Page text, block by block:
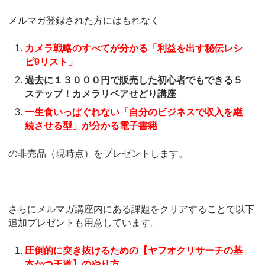
メルマガ登録された方にはもれなく
カメラ戦略のすべてが分かる「利益を出す秘伝レシ
ピ9リスト」
過去に１３０００円で販売した初心者でもできる５
ステップ！カメラリペアせどり講座
一生食いっぱぐれない「自分のビジネスで収入を継
続させる型」が分かる電子書籍
の非売品（現時点）をプレゼントします。
さらにメルマガ講座内にある課題をクリアすることで以下
追加プレゼントも用意しています。
圧倒的に突き抜けるための【ヤフオクリサーチの基